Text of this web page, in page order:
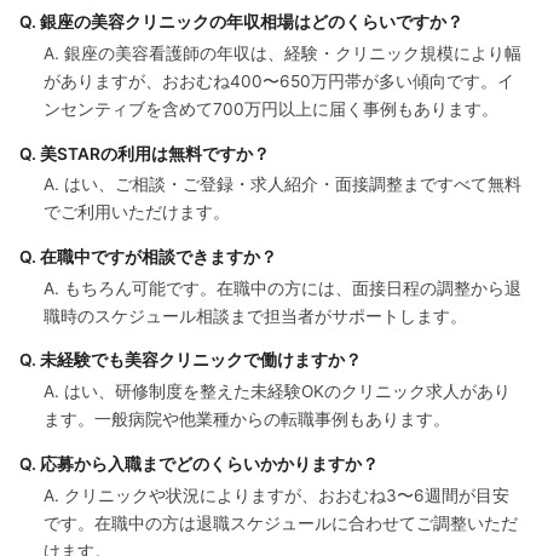
Q. 銀座の美容クリニックの年収相場はどのくらいですか？
A. 銀座の美容看護師の年収は、経験・クリニック規模により幅
がありますが、おおむね400〜650万円帯が多い傾向です。イ
ンセンティブを含めて700万円以上に届く事例もあります。
Q. 美STARの利用は無料ですか？
A. はい、ご相談・ご登録・求人紹介・面接調整まですべて無料
でご利用いただけます。
Q. 在職中ですが相談できますか？
A. もちろん可能です。在職中の方には、面接日程の調整から退
職時のスケジュール相談まで担当者がサポートします。
Q. 未経験でも美容クリニックで働けますか？
A. はい、研修制度を整えた未経験OKのクリニック求人があり
ます。一般病院や他業種からの転職事例もあります。
Q. 応募から入職までどのくらいかかりますか？
A. クリニックや状況によりますが、おおむね3〜6週間が目安
です。在職中の方は退職スケジュールに合わせてご調整いただ
けます。